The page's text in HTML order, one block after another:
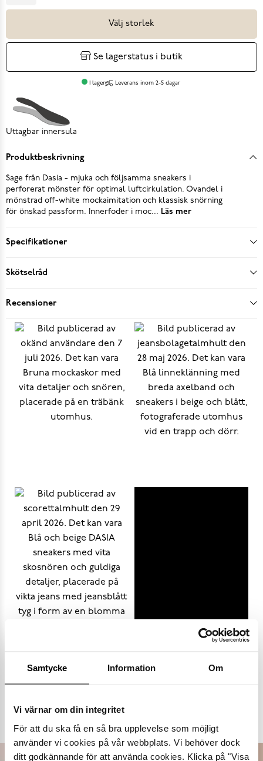
Samtycke Information Om
Vi värnar om din integritet
För att du ska få en så bra upplevelse som möjligt
använder vi cookies på vår webbplats. Vi behöver dock
ditt godkännande för att använda cookies. Klicka på "Visa
Välj storlek
Se lagerstatus i butik
I lager Leverans inom 2-5 dagar
Uttagbar innersula
Produktbeskrivning
Sage från Dasia - mjuka och följsamma sneakers i
perforerat mönster för optimal luftcirkulation. Ovandel i
mönstrad off-white mockaimitation och klassisk snörning
för önskad passform. Innerfoder i moc... Läs mer
Specifikationer
Skötselråd
Recensioner
Populära varumärken